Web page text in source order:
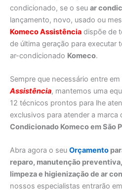
condicionado, se o seu ar
lançamento, novo, usado ou
Komeco Assistência dispõe de
de última geração para executar
ar-condicionado Komeco.
Sempre que necessário entre
Assistência, mantemos uma
12 técnicos prontos para lhe
exclusivos para atender a marca
Condicionado Komeco em São
Abra agora o seu Orçamento
reparo, manutenção
limpeza e higienização de ar
nossos especialistas entrarão